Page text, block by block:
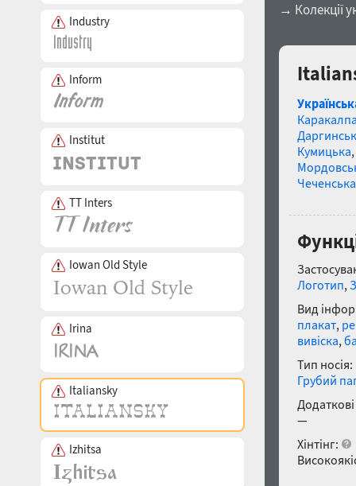
Industry
Inform
Institut
TT Inters
Iowan Old Style
Irina
Italiansky
Izhitsa
→ Колекції
Кумицька,
Чеченська
Логотип,
Вид
плакат,
вивіска,
Тип носія:
Грубий
—
Хінтінг: